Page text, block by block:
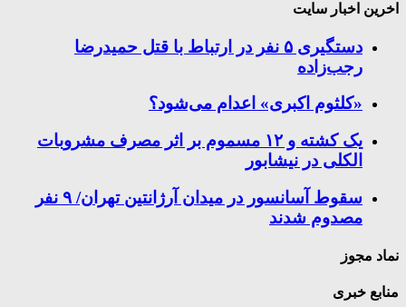
اخرین اخبار سایت
دستگیری ۵ نفر در ارتباط با قتل حمیدرضا
رجب‌زاده
«کلثوم اکبری» اعدام می‌شود؟
یک کشته و ۱۲ مسموم بر اثر مصرف مشروبات
الکلی در نیشابور
سقوط آسانسور در میدان آرژانتین تهران/ ۹ نفر
مصدوم شدند
نماد مجوز
منابع خبری